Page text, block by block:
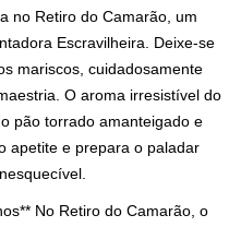
no Retiro do Camarão, um
Escravilheira. Deixe-se
mariscos, cuidadosamente
O aroma irresistível do
pão torrado amanteigado e
apetite e prepara o paladar
No Retiro do Camarão, o